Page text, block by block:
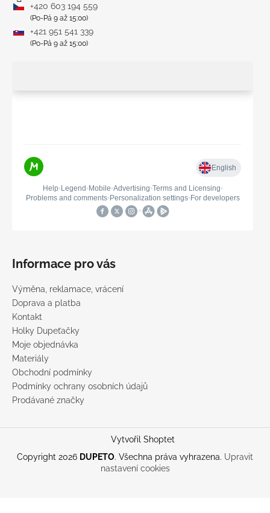
+420 603 194 559
(Po-Pá 9 až 15:00)
+421 951 541 339
(Po-Pá 9 až 15:00)
Informace pro vás
Výměna, reklamace, vrácení
Doprava a platba
Kontakt
Holky Dupeťačky
Moje objednávka
Materiály
Obchodní podmínky
Podmínky ochrany osobních údajů
Prodávané značky
Vytvořil Shoptet
Copyright 2026 DUPETO. Všechna práva vyhrazena. Upravit
nastavení cookies